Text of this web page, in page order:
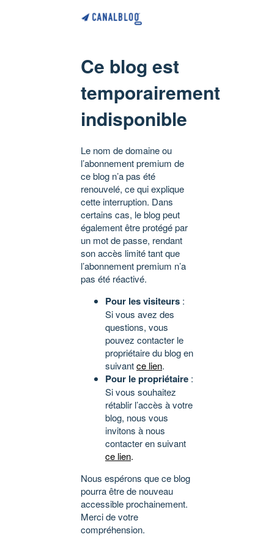
Ce blog est
temporairement
indisponible
Le nom de domaine ou
l’abonnement premium de
ce blog n’a pas été
renouvelé, ce qui explique
cette interruption. Dans
certains cas, le blog peut
également être protégé par
un mot de passe, rendant
son accès limité tant que
l’abonnement premium n’a
pas été réactivé.
Pour les visiteurs :
Si vous avez des
questions, vous
pouvez contacter le
propriétaire du blog en
suivantce lien.
Pour le propriétaire :
Si vous souhaitez
rétablir l’accès à votre
blog, nous vous
invitons à nous
contacter en suivant
ce lien.
Nous espérons que ce blog
pourra être de nouveau
accessible prochainement.
Merci de votre
compréhension.